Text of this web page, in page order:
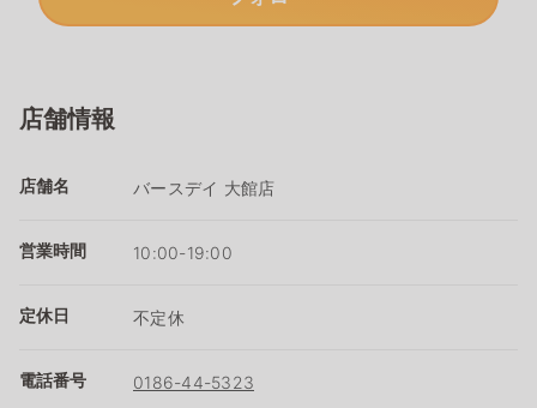
店舗情報
店舗名 バースデイ 大館店
営業時間 10:00-19:00
定休日 不定休
電話番号 0186-44-5323